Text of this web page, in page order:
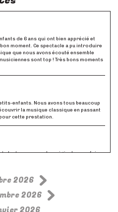
de 6 ans qui ont bien apprécié et
moment. Ce spectacle a pu introduire
que nous avons écouté ensemble
sont top ! Très bons moments
enfants. Nous avons tous beaucoup
la musique classique en passant
cette prestation.
c'est une approche originale pour faire
par la musique et la scénographie
2026
2026